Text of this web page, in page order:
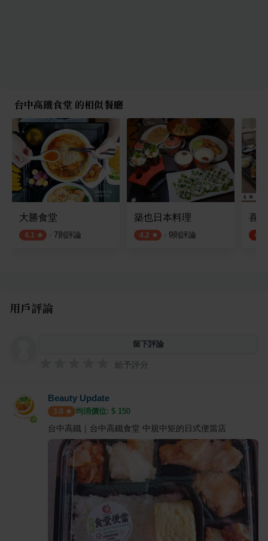
台中高鐵食堂 的相似餐廳
大勝食堂
4.1 · 7則評論
築也日本料理
4.2 · 9則評論
喜
4.5
用戶評論
留下評論
給予評分
Beauty Update
3.0 均消價位: $ 150
台中高鐵｜台中高鐵食堂 中規中矩的日式便當店